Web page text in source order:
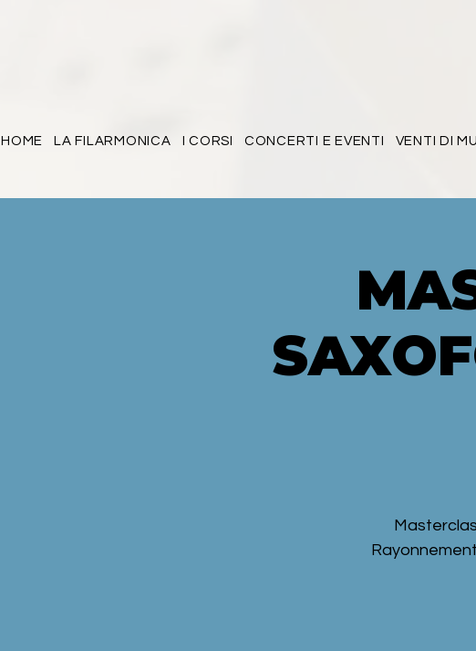
HOME LA FILARMONICA I CORSI CONCERTI E EVENTI VENTI DI